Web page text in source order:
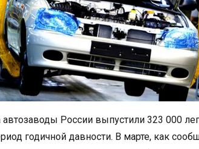
России выпустили 323 000
годичной давности. В марте, как